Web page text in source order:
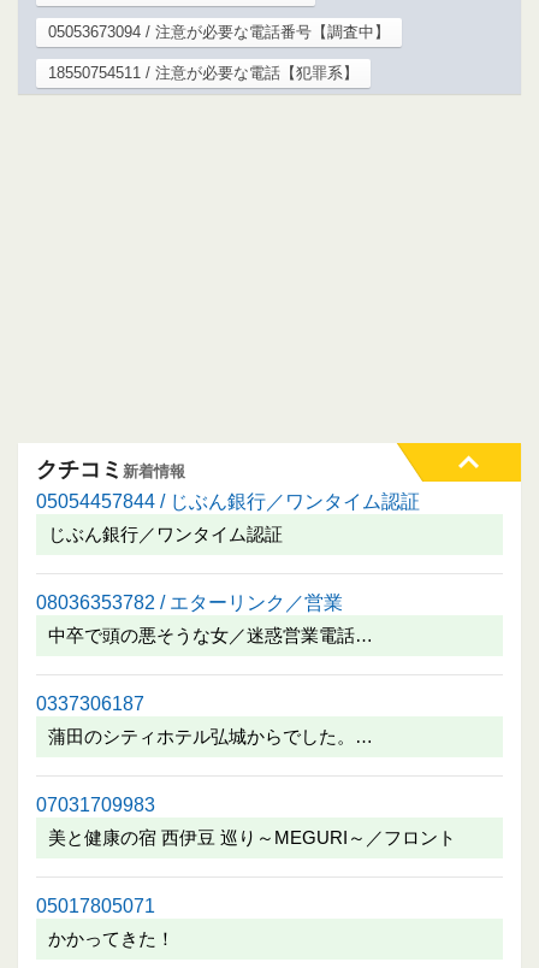
05053673094 / 注意が必要な電話番号【調査中】
18550754511 / 注意が必要な電話【犯罪系】
クチコミ 新着情報
05054457844 / じぶん銀行／ワンタイム認証
じぶん銀行／ワンタイム認証
08036353782 / エターリンク／営業
中卒で頭の悪そうな女／迷惑営業電話…
0337306187
蒲田のシティホテル弘城からでした。…
07031709983
美と健康の宿 西伊豆 巡り～MEGURI～／フロント
05017805071
かかってきた！